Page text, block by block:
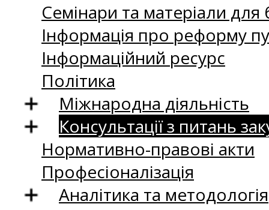
Семінари та матеріали для
Інформація про реформу
Інформаційний ресурс
Політика
Міжнародна діяльність
Консультації з питань
Нормативно-правові акти
Професіоналізація
Аналітика та методологія